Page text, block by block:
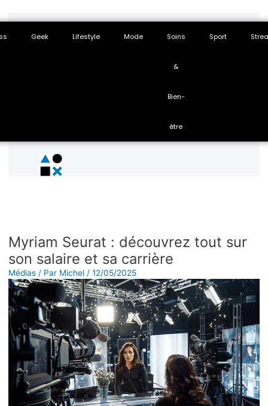
Geek Lifestyle Mode Soins
&
Bien-
être
Sport
Myriam Seurat : découvrez tout sur
son salaire et sa carrière
Médias/ Par Michel / 12/05/2025